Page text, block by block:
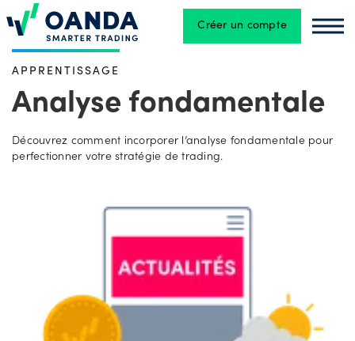
Oanda Créer un compte
Négociation
standard
APPRENTISSAGE
Analyse fondamentale
Découvrez comment incorporer l’analyse fondamentale pour
perfectionner votre stratégie de trading.